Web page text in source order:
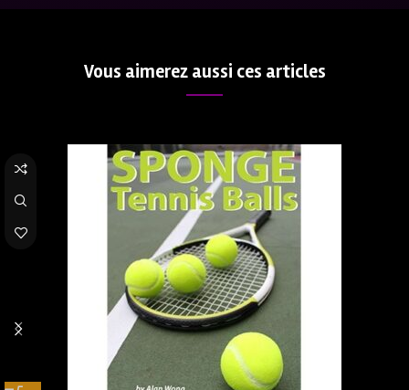
Vous aimerez aussi ces articles